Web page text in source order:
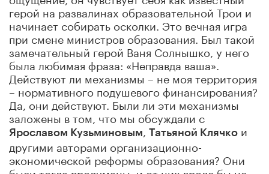
герой на развалинах образовательной Трои и
начинает собирать осколки. Это вечная игра
при смене министров образования. Был такой
замечательный герой Ваня Солнышко, у него
была любимая фраза: «Неправда ваша».
Действуют ли механизмы – не моя территория
– нормативного подушевого финансирования?
Да, они действуют. Были ли эти механизмы
заложены в том, что мы обсуждали с
Ярославом Кузьминовым Татьяной Клячко и
другими авторами организационно-
экономической реформы образования? Они